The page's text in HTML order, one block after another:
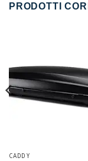
PRODOTTI
CADDY